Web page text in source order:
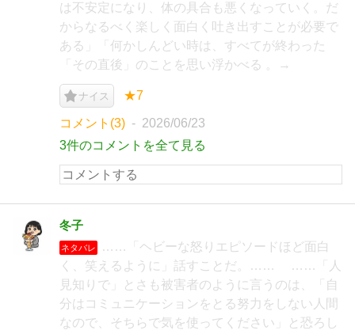
は不安定になり、体の具合も悪くなっていく。だ
からなるべく楽しく面白く吐き出すことが必要で
ある」「何かしんどい時は、すべてが終わった
「その直後」のことを思い浮かべる 。→
ナイス ★7
コメント(3)
2026/06/23
3件のコメントを全て見る
冬子
ネタバレ
……「ヘビーな怒りエピソードほど面白
く、笑えるように」話すことだ。…… ……「人
見知りで」とさも被害者のように言うのは、「自
分はコミュニケーションをとる努力をしない人間
なので、そちらで気を使ってください」と恐ろし